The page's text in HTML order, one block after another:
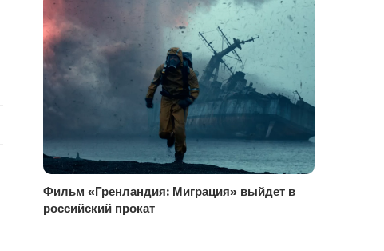
Фильм «Гренландия: Миграция» выйдет в
российский прокат